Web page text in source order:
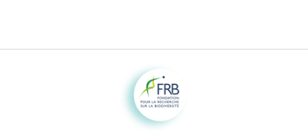
Fondation pour la recherche sur la biodiversité